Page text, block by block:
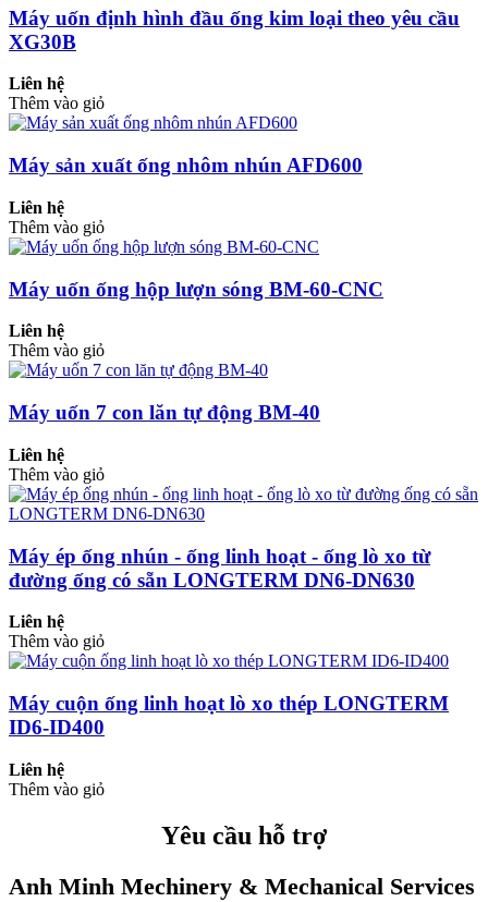
Máy uốn định hình đầu ống kim loại theo yêu cầu
XG30B
Liên hệ
Thêm vào giỏ
Máy sản xuất ống nhôm nhún AFD600
Liên hệ
Thêm vào giỏ
Máy uốn ống hộp lượn sóng BM-60-CNC
Liên hệ
Thêm vào giỏ
Máy uốn 7 con lăn tự động BM-40
Liên hệ
Thêm vào giỏ
Máy ép ống nhún - ống linh hoạt - ống lò xo từ
đường ống có sẵn LONGTERM DN6-DN630
Liên hệ
Thêm vào giỏ
Máy cuộn ống linh hoạt lò xo thép LONGTERM
ID6-ID400
Liên hệ
Thêm vào giỏ
Yêu cầu hỗ trợ
Anh Minh Mechinery & Mechanical Services